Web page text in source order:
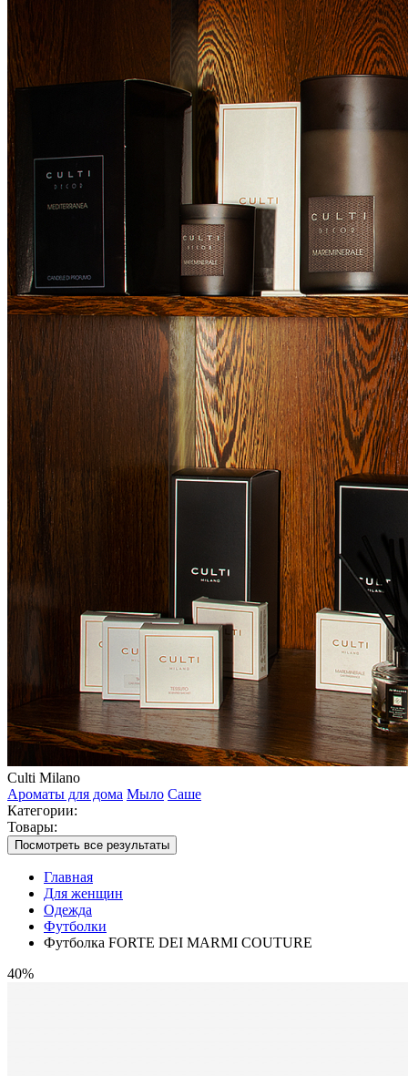
Culti Milano
Ароматы для дома Мыло Саше
Категории:
Товары:
Посмотреть все результаты
Главная
Для женщин
Одежда
Футболки
Футболка FORTE DEI MARMI COUTURE
40%